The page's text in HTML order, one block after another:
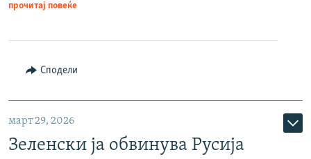
прочитај повеќе
Сподели
март 29, 2026
Зеленски ја обвинува Русија